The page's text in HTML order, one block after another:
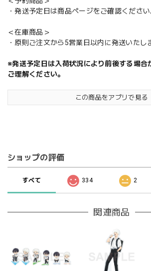
・発送予定日は商品ページをご確認ください
＜在庫商品＞
・原則ご注文から5営業日以内に発送いたし
※発送予定日は入荷状況により前後する場合
ご理解ください。
この商品をアプリで見る
ショップの評価
すべて 334 2
関連商品